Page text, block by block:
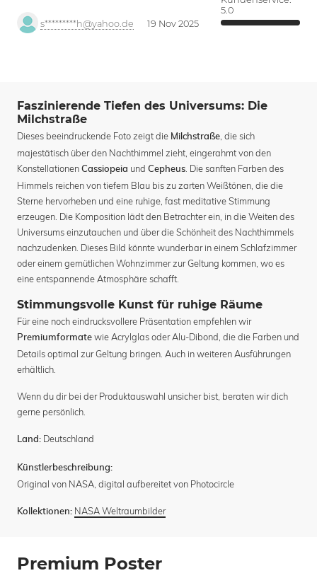
s*********h@yahoo.de 19 Nov 2025
5.0
Faszinierende Tiefen des Universums: Die
Milchstraße
Dieses beeindruckende Foto zeigt die Milchstraße , die sich
majestätisch über den Nachthimmel zieht, eingerahmt von den
Konstellationen Cassiopeia und Cepheus . Die sanften Farben des
Himmels reichen von tiefem Blau bis zu zarten Weißtönen, die die
Sterne hervorheben und eine ruhige, fast meditative Stimmung
erzeugen. Die Komposition lädt den Betrachter ein, in die Weiten des
Universums einzutauchen und über die Schönheit des Nachthimmels
nachzudenken. Dieses Bild könnte wunderbar in einem Schlafzimmer
oder einem gemütlichen Wohnzimmer zur Geltung kommen, wo es
eine entspannende Atmosphäre schafft.
Stimmungsvolle Kunst für ruhige Räume
Für eine noch eindrucksvollere Präsentation empfehlen wir
Premiumformate wie Acrylglas oder Alu-Dibond, die die Farben und
Details optimal zur Geltung bringen. Auch in weiteren Ausführungen
erhältlich.
Wenn du dir bei der Produktauswahl unsicher bist, beraten wir dich
gerne persönlich.
Land: Deutschland
Künstlerbeschreibung:
Original von NASA, digital aufbereitet von Photocircle
Kollektionen: NASA Weltraumbilder
Premium Poster